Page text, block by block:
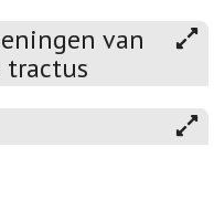
van
tractus